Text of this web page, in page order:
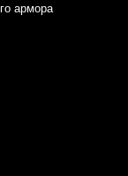
армора